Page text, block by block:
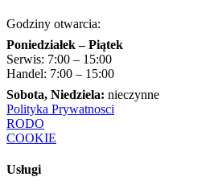
Godziny otwarcia:
Poniedziałek – Piątek
Serwis: 7:00 – 15:00
Handel: 7:00 – 15:00
Sobota, Niedziela: nieczynne
Polityka Prywatnosci
RODO
COOKIE
Usługi